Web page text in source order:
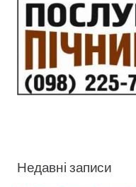
Недавні записи